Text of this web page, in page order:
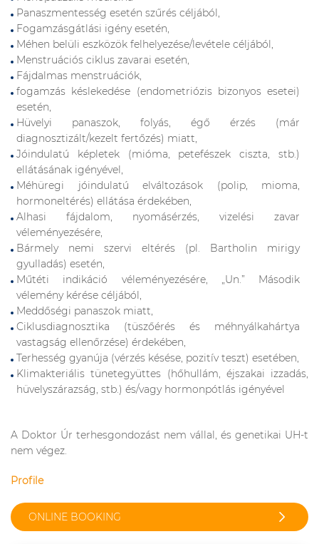
Panaszmentesség esetén szűrés céljából,
Fogamzásgátlási igény esetén,
Méhen belüli eszközök felhelyezése/levétele céljából,
Menstruációs ciklus zavarai esetén,
Fájdalmas menstruációk,
fogamzás késlekedése (endometriózis bizonyos esetei)
esetén,
Hüvelyi panaszok, folyás, égő érzés (már
diagnosztizált/kezelt fertőzés) miatt,
Jóindulatú képletek (mióma, petefészek ciszta, stb.)
ellátásának igényével,
Méhüregi jóindulatú elváltozások (polip, mioma,
hormoneltérés) ellátása érdekében,
Alhasi fájdalom, nyomásérzés, vizelési zavar
véleményezésére,
Bármely nemi szervi eltérés (pl. Bartholin mirigy
gyulladás) esetén,
Műtéti indikáció véleményezésére, „Un.” Második
vélemény kérése céljából,
Meddőségi panaszok miatt,
Ciklusdiagnosztika (tüszőérés és méhnyálkahártya
vastagság ellenőrzése) érdekében,
Terhesség gyanúja (vérzés késése, pozitív teszt) esetében,
Klimakteriális tünetegyüttes (hőhullám, éjszakai izzadás,
hüvelyszárazság, stb.) és/vagy hormonpótlás igényével
A Doktor Úr terhesgondozást nem vállal, és genetikai UH-t
nem végez.
Profile
ONLINE BOOKING